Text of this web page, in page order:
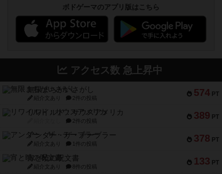
ボドゲーマのアプリ版はこちら
アクセス数 急上昇中
574 PT
無限まちがいさがし
紹介文あり 2件の投稿
389 PT
リワイルド：サウスアメリカ
2件の投稿
378 PT
アンダー・ザ・テーブラー
紹介文あり 1件の投稿
133 PT
宵と暁の呪文書
紹介文あり 8件の投稿